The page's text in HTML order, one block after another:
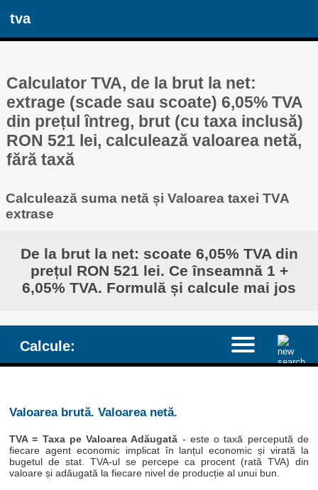
tva
Calculator TVA, de la brut la net:
extrage (scade sau scoate) 6,05% TVA
din prețul întreg, brut (cu taxa inclusă)
RON 521 lei, calculează valoarea netă,
fără taxă
Calculează suma netă și Valoarea taxei TVA
extrase
De la brut la net: scoate 6,05% TVA din
prețul RON 521 lei. Ce înseamnă 1 +
6,05% TVA. Formulă și calcule mai jos
Calcule:
Valoarea brută. Valoarea netă.
TVA = Taxa pe Valoarea Adăugată - este o taxă percepută de
fiecare agent economic implicat în lanțul economic și virată la
bugetul de stat. TVA-ul se percepe ca procent (rată TVA) din
valoare și adăugată la fiecare nivel de producție al unui bun.